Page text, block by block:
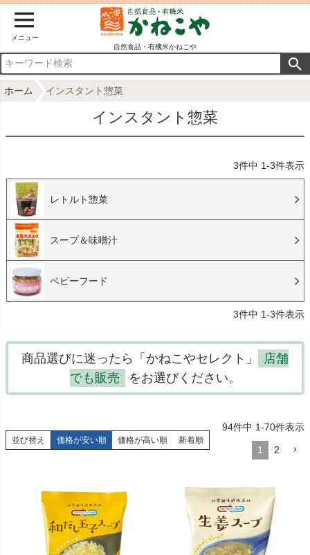
メニュー
自然食品・有機米かねこや
ホーム インスタント惣菜
インスタント惣菜
3件中 1-3件表示
レトルト惣菜
スープ＆味噌汁
ベビーフード
3件中 1-3件表示
商品選びに迷ったら「かねこやセレクト」
店舗
でも販売
をお選びください。
並び替え 価格が安い順 価格が高い順 新着順
94件中 1-70件表示
1 2